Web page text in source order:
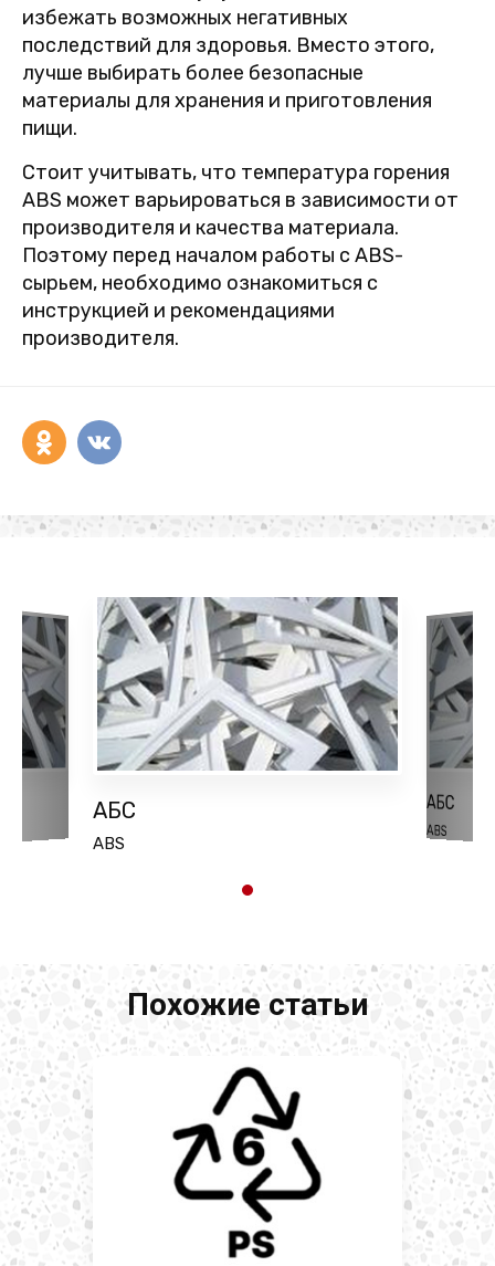
избежать возможных негативных
последствий для здоровья. Вместо этого,
лучше выбирать более безопасные
материалы для хранения и приготовления
пищи.
Стоит учитывать, что температура горения
ABS может варьироваться в зависимости от
производителя и качества материала.
Поэтому перед началом работы с ABS-
сырьем, необходимо ознакомиться с
инструкцией и рекомендациями
производителя.
АБС
ABS
АБС
ABS
Похожие статьи